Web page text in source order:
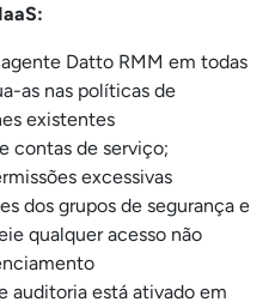
Datto RMM em todas
as nas políticas de
existentes
contas de serviço;
excessivas
dos grupos de segurança e
qualquer acesso não
auditoria está ativado em